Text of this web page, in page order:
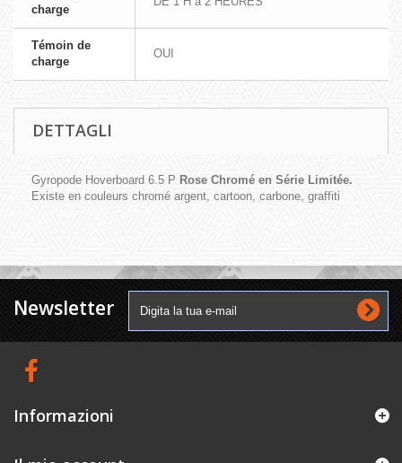
charge
Témoin de
charge
OUI
DETTAGLI
Gyropode Hoverboard 6.5 P Rose Chromé en Série Limitée.
Existe en couleurs chromé argent, cartoon, carbone, graffiti
Newsletter
Informazioni